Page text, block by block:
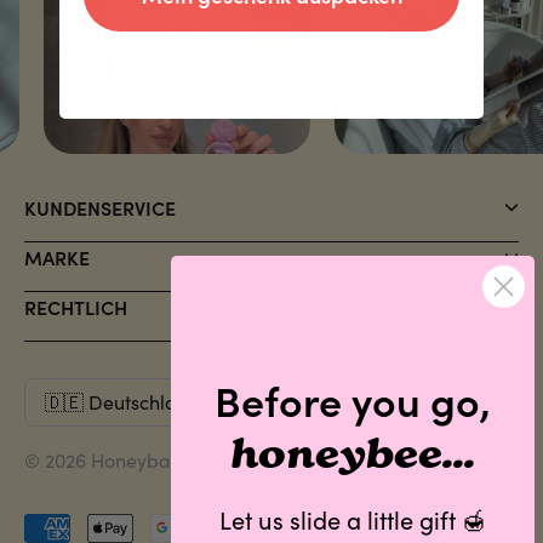
KUNDENSERVICE
MARKE
RECHTLICH
© 2026 Honeybalm. Alle Rechte vorbehalten.
Akzeptierte
Before you go,
honeybee...
Let us slide a little gift 🍯